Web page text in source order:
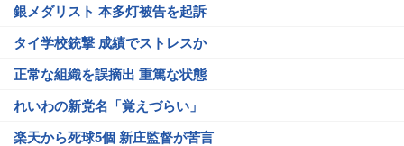
銀メダリスト 本多灯被告を起訴
タイ学校銃撃 成績でストレスか
正常な組織を誤摘出 重篤な状態
れいわの新党名「覚えづらい」
楽天から死球5個 新庄監督が苦言